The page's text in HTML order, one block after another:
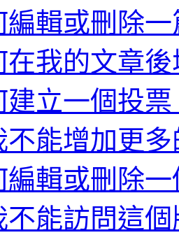
編輯或刪除
在我的文章
建立一個投票
不能增加更
編輯或刪除
不能訪問這